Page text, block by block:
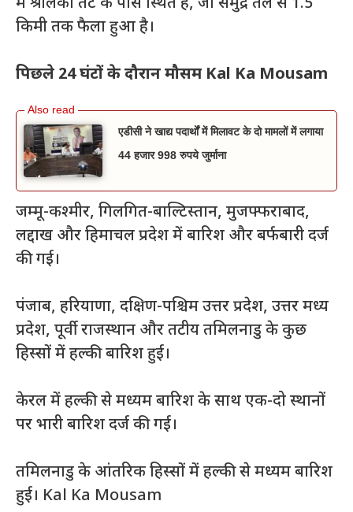
किमी तक फैला हुआ है।
पिछले 24 घंटों के दौरान मौसम Kal Ka Mousam
एडीसी ने खाद्य पदार्थों में मिलावट के दो मामलों में लगाया
44 हजार 998 रुपये जुर्माना
जम्मू-कश्मीर, गिलगित-बाल्टिस्तान, मुजफ्फराबाद,
लद्दाख और हिमाचल प्रदेश में बारिश और बर्फबारी दर्ज
की गई।
पंजाब, हरियाणा, दक्षिण-पश्चिम उत्तर प्रदेश, उत्तर मध्य
प्रदेश, पूर्वी राजस्थान और तटीय तमिलनाडु के कुछ
हिस्सों में हल्की बारिश हुई।
केरल में हल्की से मध्यम बारिश के साथ एक-दो स्थानों
पर भारी बारिश दर्ज की गई।
तमिलनाडु के आंतरिक हिस्सों में हल्की से मध्यम बारिश
हुई। Kal Ka Mousam